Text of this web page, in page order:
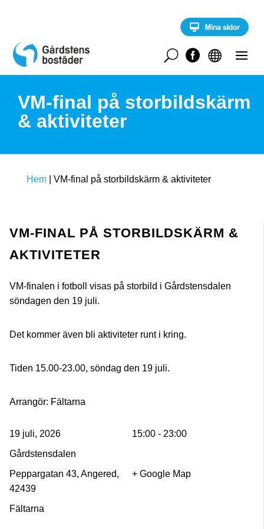
c


U
VM-final på storbildskärm
& aktiviteter
Hem VM-final på storbildskärm & aktiviteter
VM-FINAL PÅ STORBILDSKÄRM &
AKTIVITETER
VM-finalen i fotboll visas på storbild i Gårdstensdalen
söndagen den 19 juli.
Det kommer även bli aktiviteter runt i kring.
Tiden 15.00-23.00, söndag den 19 juli.
Arrangör: Fältarna
19 juli, 2026
15:00 - 23:00
Gårdstensdalen
Peppargatan 43, Angered,
42439
+ Google Map
Fältarna